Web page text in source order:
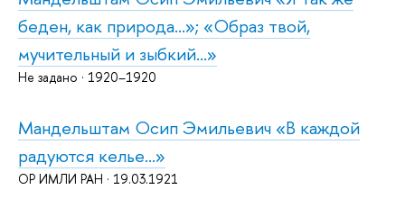
беден, как природа...»; «Образ твой,
мучительный и зыбкий...»
Не задано · 1920–1920
Мандельштам Осип Эмильевич «В каждой
радуются келье...»
ОР ИМЛИ РАН · 19.03.1921